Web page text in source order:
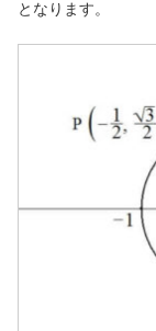
となります。